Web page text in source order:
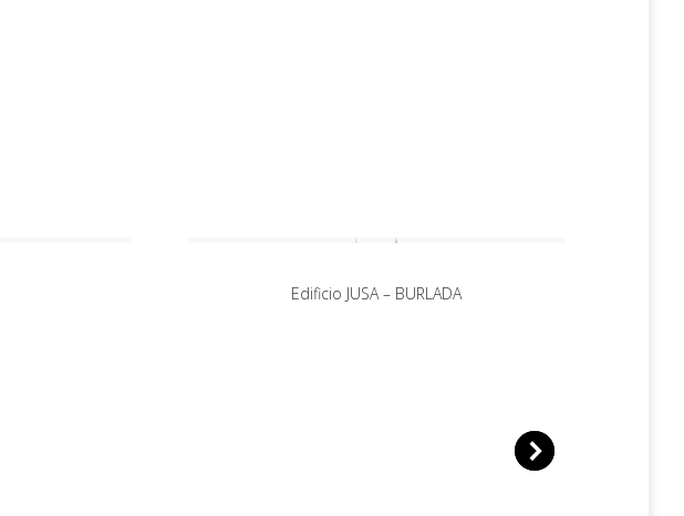
Edificio JUSA – BURLADA